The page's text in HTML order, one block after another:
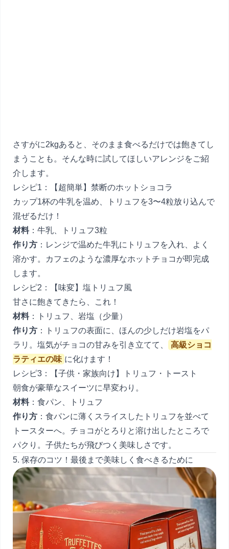
さすがに2kgあると、そのまま食べるだけでは飽きてし
まうことも。そんな時に試してほしいアレンジをご紹
介します。
レシピ1：【超簡単】禁断のホットショコラ
カップ1杯の牛乳を温め、トリュフを3〜4粒放り込んで
混ぜるだけ！
材料：牛乳、トリュフ3粒
作り方 ：レンジで温めた牛乳にトリュフを入れ、よく
溶かす。カフェのような濃厚なホットチョコが即完成
します。
レシピ2：【味変】塩トリュフ風
甘さに飽きてきたら、これ！
材料：トリュフ、岩塩（少量）
作り方 ：トリュフの表面に、ほんの少しだけ岩塩をパ
ラリ。塩気がチョコの甘みを引き立てて、
高級ショコ
ラティエの味 に化けます！
レシピ3：【子供・家族向け】トリュフ・トースト
朝食が豪華なスイーツに早変わり。
材料：食パン、トリュフ
作り方 ：食パンに薄くスライスしたトリュフを並べて
トースターへ。チョコがとろりと溶け出したところで
パクり。子供たちが飛びつく美味しさです。
5. 保存のコツ！最後まで美味しく食べきるために